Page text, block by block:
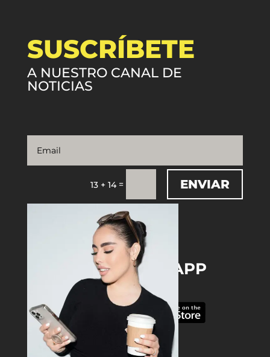
SUSCRÍBETE
A NUESTRO CANAL DE
NOTICIAS
13 + 14= ENVIAR
DOWNLOAD THE APP